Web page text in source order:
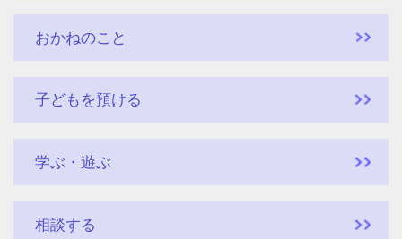
おかねのこと
子どもを預ける
学ぶ・遊ぶ
相談する